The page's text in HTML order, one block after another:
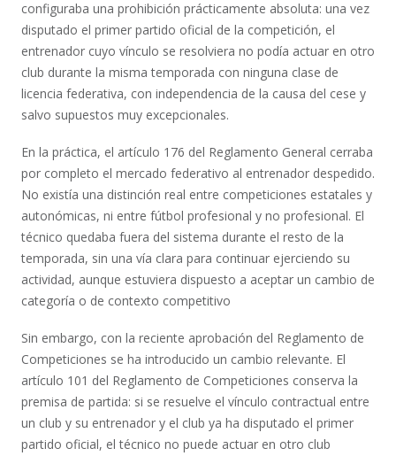
configuraba una prohibición prácticamente absoluta: una vez
disputado el primer partido oficial de la competición, el
entrenador cuyo vínculo se resolviera no podía actuar en otro
club durante la misma temporada con ninguna clase de
licencia federativa, con independencia de la causa del cese y
salvo supuestos muy excepcionales.
En la práctica, el artículo 176 del Reglamento General cerraba
por completo el mercado federativo al entrenador despedido.
No existía una distinción real entre competiciones estatales y
autonómicas, ni entre fútbol profesional y no profesional. El
técnico quedaba fuera del sistema durante el resto de la
temporada, sin una vía clara para continuar ejerciendo su
actividad, aunque estuviera dispuesto a aceptar un cambio de
categoría o de contexto competitivo
Sin embargo, con la reciente aprobación del Reglamento de
Competiciones se ha introducido un cambio relevante. El
artículo 101 del Reglamento de Competiciones conserva la
premisa de partida: si se resuelve el vínculo contractual entre
un club y su entrenador y el club ya ha disputado el primer
partido oficial, el técnico no puede actuar en otro club